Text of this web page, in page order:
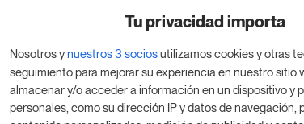
Agenda una reunión para
días.
Tu privacidad importa
Nosotros ynuestros 3 sociosutilizamos cookies y otras
seguimiento para mejorar su experiencia en nuestro sitio
almacenar y/o acceder a información en un dispositivo y
personales, como su dirección IP y datos de navegación,